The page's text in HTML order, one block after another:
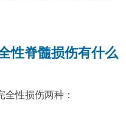
性脊髓损伤有什么
性损伤两种：